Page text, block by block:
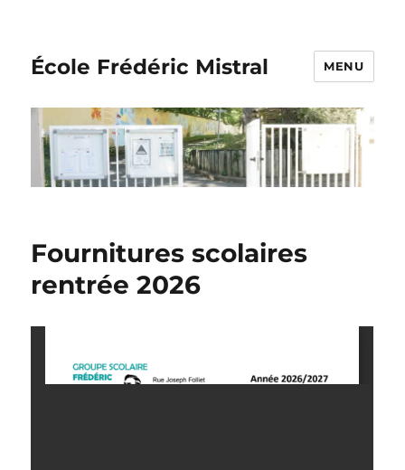
École Frédéric Mistral MENU
Fournitures scolaires
rentrée 2026